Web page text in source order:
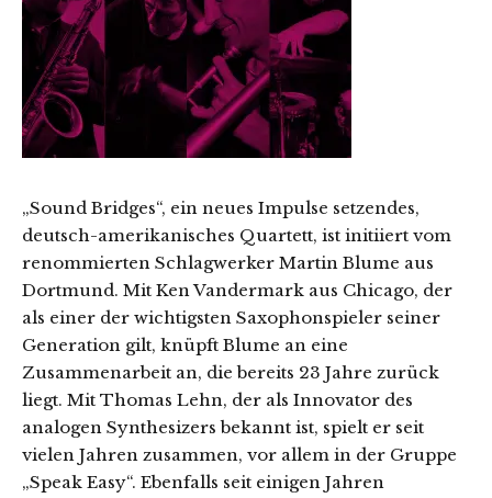
„Sound Bridges“, ein neues Impulse setzendes,
deutsch-amerikanisches Quartett, ist initiiert vom
renommierten Schlagwerker Martin Blume aus
Dortmund. Mit Ken Vandermark aus Chicago, der
als einer der wichtigsten Saxophonspieler seiner
Generation gilt, knüpft Blume an eine
Zusammenarbeit an, die bereits 23 Jahre zurück
liegt. Mit Thomas Lehn, der als Innovator des
analogen Synthesizers bekannt ist, spielt er seit
vielen Jahren zusammen, vor allem in der Gruppe
„Speak Easy“. Ebenfalls seit einigen Jahren